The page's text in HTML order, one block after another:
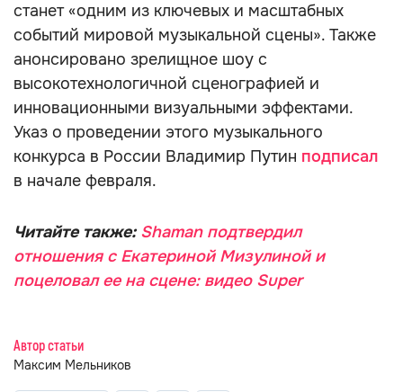
станет «одним из ключевых и масштабных
событий мировой музыкальной сцены». Также
анонсировано зрелищное шоу с
высокотехнологичной сценографией и
инновационными визуальными эффектами.
Указ о проведении этого музыкального
конкурса в России Владимир Путин подписал
в начале февраля.
Читайте также: Shaman подтвердил
отношения с Екатериной Мизулиной и
поцеловал ее на сцене: видео Super
Автор статьи
Максим Мельников